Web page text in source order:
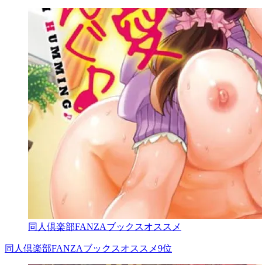
同人倶楽部FANZAブックスオススメ
同人倶楽部FANZAブックスオススメ9位